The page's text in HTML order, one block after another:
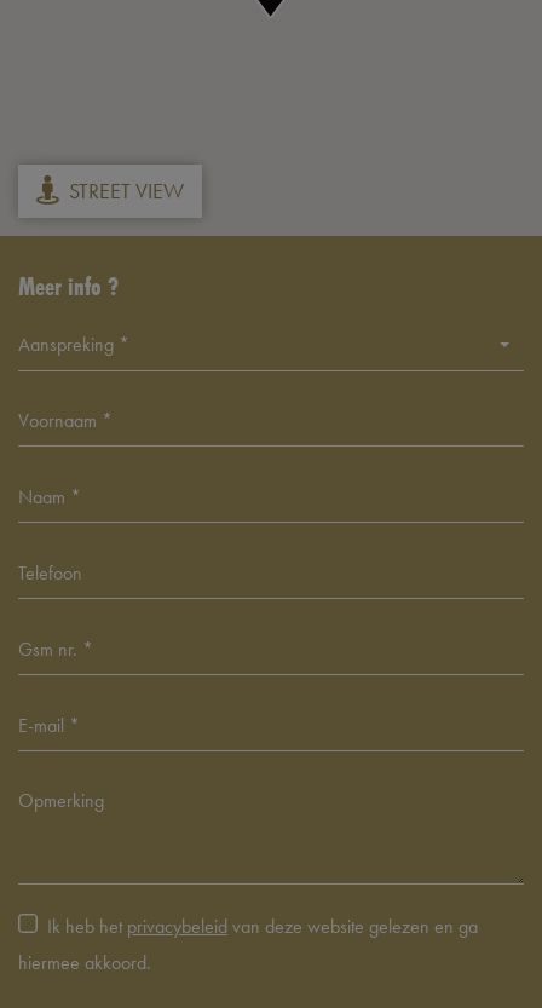
STREET VIEW
Meer info ?
Aanspreking *
Ik heb hetprivacybeleidvan deze website gelezen en ga
hiermee akkoord.